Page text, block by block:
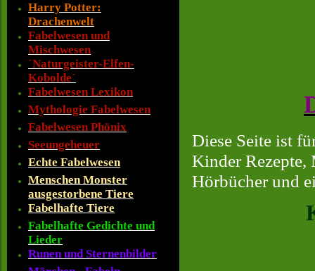
Harry Potter:
Drachenwelt
Fabelwesen und
Mischwesen
´Naturgeister-Elfen-
Kobolde´
Fabelwesen Lexikon
Mythologie Fabelwesen
Fabelwesen Phönix
Seeungeheuer
Echte Fabelwesen
Menschen Monster
ausgestorbene Tiere
Fabelhafte Tiere
Fabelhafte Gedichte und
Lieder
Runen und Sternenbilder
Diese Seite ist
Kinder Rezepte,
Hörbücher und